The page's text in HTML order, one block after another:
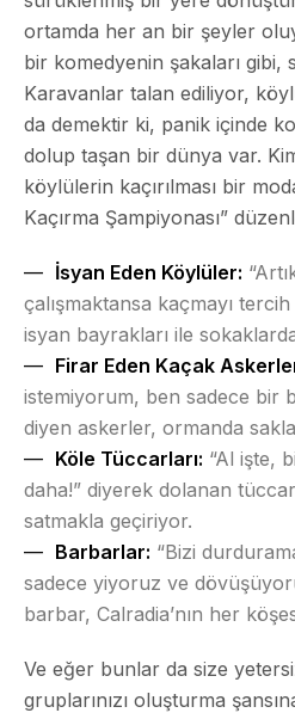
ortamda her an bir şeyler
bir komedyenin şakaları gibi,
Karavanlar talan ediliyor,
da demektir ki, panik içinde
dolup taşan bir dünya var.
köylülerin kaçırılması bir
Kaçırma Şampiyonası”
İsyan Eden Köylüler:
çalışmaktansa kaçmayı
isyan bayrakları ile
Firar Eden Kaçak
istemiyorum, ben sadece bir
diyen askerler, ormanda
Köle Tüccarları: “Al işte,
daha!” diyerek dolanan
satmakla geçiriyor.
Barbarlar: “Bizi
sadece yiyoruz ve
barbar, Calradia’nın her
Ve eğer bunlar da size
gruplarınızı oluşturma